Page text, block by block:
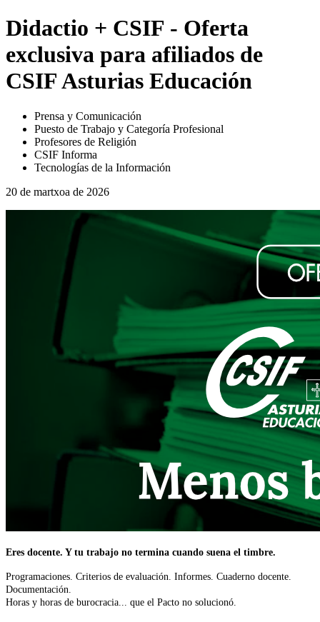
Didactio + CSIF - Oferta
exclusiva para afiliados de
CSIF Asturias Educación
Prensa y Comunicación
Puesto de Trabajo y Categoría Profesional
Profesores de Religión
CSIF Informa
Tecnologías de la Información
20 de martxoa de 2026
Eres docente. Y tu trabajo no termina cuando suena el timbre.
Programaciones. Criterios de evaluación. Informes. Cuaderno docente.
Documentación.
Horas y horas de burocracia... que el Pacto no solucionó.